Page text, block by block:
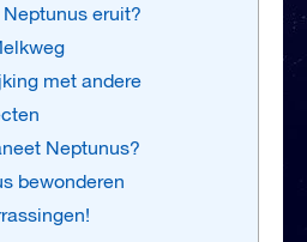
eruit?
met andere
Neptunus?
bewonderen